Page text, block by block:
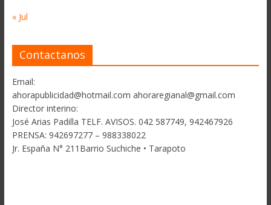
« Jul
Contactanos
Email:
ahorapublicidad@hotmail.com ahoraregianal@gmail.com
Director interino:
José Arias Padilla TELF. AVISOS. 042 587749, 942467926
PRENSA: 942697277 – 988338022
Jr. España N° 211Barrio Suchiche • Tarapoto